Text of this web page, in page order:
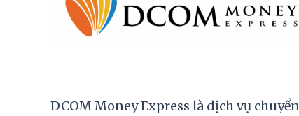
DCOM Money Express là dịch vụ chuyển